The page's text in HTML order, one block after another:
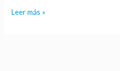
traducción
Leer más »